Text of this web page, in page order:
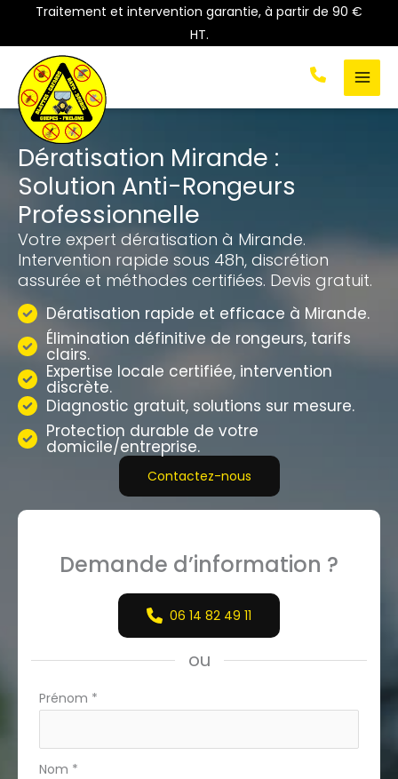
contenu
Traitement et intervention garantie, à partir de 90 €
HT.
Dératisation Mirande :
Solution Anti-Rongeurs
Professionnelle
Votre expert dératisation à Mirande.
Intervention rapide sous 48h, discrétion
assurée et méthodes certifiées. Devis gratuit.
Dératisation rapide et efficace à Mirande.
Élimination définitive de rongeurs, tarifs
clairs.
Expertise locale certifiée, intervention
discrète.
Diagnostic gratuit, solutions sur mesure.
Protection durable de votre
domicile/entreprise.
Contactez-nous
Demande d’information ?
06 14 82 49 11
ou
Formulaire
téléphone
Prénom *
Nom *